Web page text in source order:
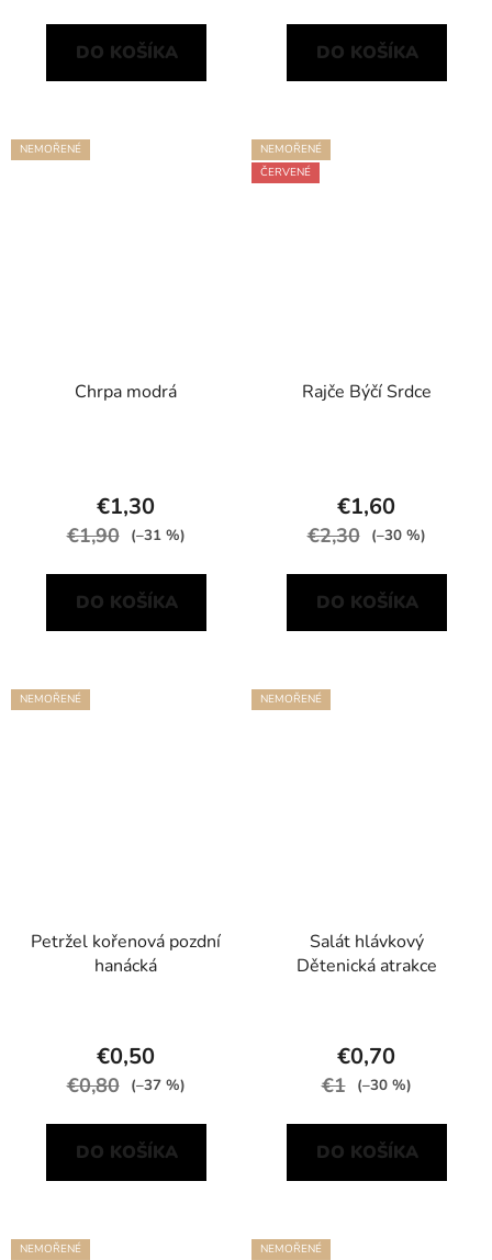
DO KOŠÍKA DO KOŠÍKA
NEMOŘENÉ
Chrpa modrá
€1,30
€1,90 (–31 %)
DO KOŠÍKA
NEMOŘENÉ
ČERVENÉ
Rajče Býčí Srdce
€1,60
€2,30 (–30 %)
DO KOŠÍKA
NEMOŘENÉ
Petržel kořenová pozdní
hanácká
€0,50
€0,80 (–37 %)
DO KOŠÍKA
NEMOŘENÉ
Salát hlávkový
Dětenická atrakce
€0,70
€1 (–30 %)
DO KOŠÍKA
NEMOŘENÉ
NEMOŘENÉ